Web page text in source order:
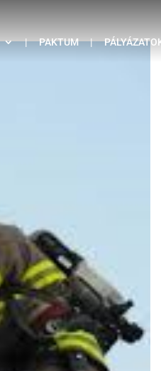
| PAKTUM |